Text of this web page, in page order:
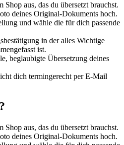
aus, das du übersetzt brauchst.
deines Original-Dokuments hoch.
und wähle die für dich passende
in der alles Wichtige
ist.
beglaubigte Übersetzung deines
dich termingerecht per E-Mail
aus, das du übersetzt brauchst.
deines Original-Dokuments hoch.